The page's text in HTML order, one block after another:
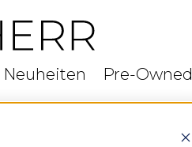
Neuheiten Pre-Owned